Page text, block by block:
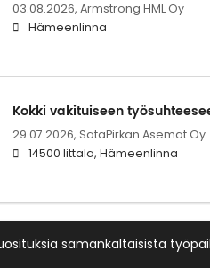
03.08.2026, Armstrong HML Oy
Hämeenlinna
Kokki vakituiseen
29.07.2026, SataPirkan Asemat Oy
14500 Iittala, Hämeenlinna
samankaltaisista